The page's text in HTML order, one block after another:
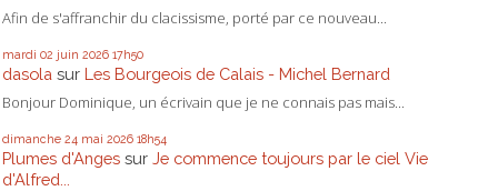
Afin de s'affranchir du clacissisme, porté par ce nouveau...
mardi 02 juin 2026 17h50
dasola sur Les Bourgeois de Calais - Michel Bernard
Bonjour Dominique, un écrivain que je ne connais pas mais...
dimanche 24 mai 2026 18h54
Plumes d'Anges sur Je commence toujours par le ciel Vie
d'Alfred...